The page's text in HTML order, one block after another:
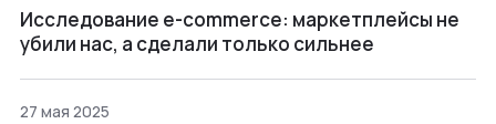
Исследование e-commerce: маркетплейсы не
убили нас, а сделали только сильнее
27 мая 2025